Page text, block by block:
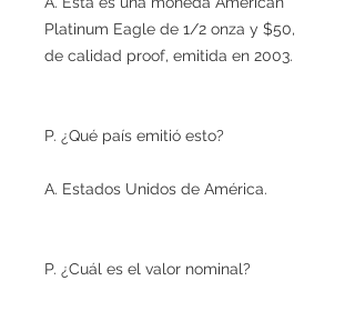
Platinum Eagle de 1/2 onza y $50,
de calidad proof, emitida en 2003.
P. ¿Qué país emitió esto?
A. Estados Unidos de América.
P. ¿Cuál es el valor nominal?